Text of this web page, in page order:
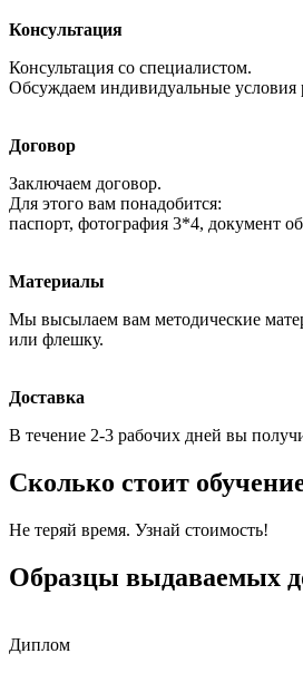
Консультация
Консультация со специалистом.
Обсуждаем индивидуальные условия
Договор
Заключаем договор.
Для этого вам понадобится:
паспорт, фотография 3*4, документ
Материалы
Мы высылаем вам методические
или флешку.
Доставка
В течение 2-3 рабочих дней вы
Сколько стоит
Не теряй время. Узнай стоимость!
Образцы выдаваемых
Диплом